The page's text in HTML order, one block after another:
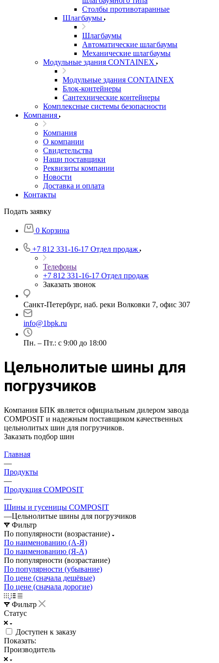
Столбы противотаранные
Шлагбаумы
Шлагбаумы
Автоматические шлагбаумы
Механические шлагбаумы
Модульные здания CONTAINEX
Модульные здания CONTAINEX
Блок-контейнеры
Сантехнические контейнеры
Комплексные системы безопасности
Компания
Компания
О компании
Свидетельства
Наши поставщики
Реквизиты компании
Новости
Доставка и оплата
Контакты
Подать заявку
0 Корзина
+7 812 331-16-17 Отдел продаж
Телефоны
+7 812 331-16-17 Отдел продаж
Заказать звонок
Санкт-Петербург, наб. реки Волковки 7, офис 307
info@1bpk.ru
Пн. – Пт.: с 9:00 до 18:00
Цельнолитые шины для
погрузчиков
Компания БПК является официальным дилером завода
COMPOSIT и надежным поставщиком качественных
цельнолитых шин для погрузчиков.
Заказать подбор шин
Главная
—
Продукты
—
Продукция COMPOSIT
—
Шины и гусеницы COMPOSIT
—Цельнолитые шины для погрузчиков
Фильтр
По популярности (возрастание)
По наименованию (А-Я)
По наименованию (Я-А)
По популярности (возрастание)
По популярности (убывание)
По цене (сначала дешёвые)
По цене (сначала дорогие)
Фильтр
Статус
Доступен к заказу
Показать:
Производитель